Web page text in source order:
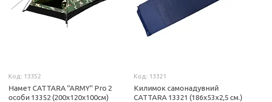
13352
Намет CATTARA "ARMY" Pro 2
особи 13352 (200х120х100см)
13321
Килимок самонадувний
CATTARA 13321 (186х53х2,5 см.)